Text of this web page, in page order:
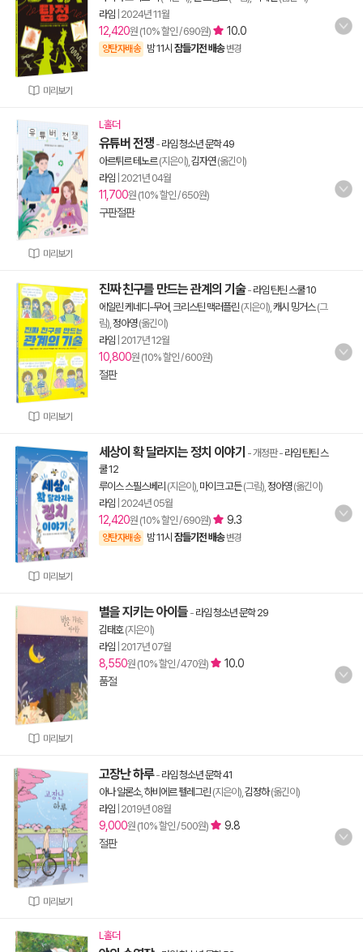
미리보기
라임 2024년 11월
12,420원 (10% 할인 / 690원) 10.0
양탄자배송 밤 11시 잠들기전 배송 변경
미리보기
L홀더
유튜버 전쟁 - 라임 청소년 문학 49
아르튀르 테노르(지은이), 김자연(옮긴이)
라임 2021년 04월
11,700원 (10% 할인 / 650원)
구판절판
미리보기
진짜 친구를 만드는 관계의 기술- 라임 틴틴 스쿨 10
에일린 케네디-무어 크리스틴 맥러플린 (지은이), 캐시 밍거스(그
림), 정아영(옮긴이)
라임 2017년 12월
10,800원 (10% 할인 / 600원)
절판
미리보기
세상이 확 달라지는 정치 이야기 - 개정판- 라임 틴틴 스
쿨 12
루이스 스필스베리 (지은이), 마이크 고든(그림), 정아영(옮긴이)
라임 2024년 05월
12,420원 (10% 할인 / 690원) 9.3
양탄자배송 밤 11시 잠들기전 배송 변경
미리보기
별을 지키는 아이들 - 라임 청소년 문학 29
김태호(지은이)
라임 2017년 07월
8,550원 (10% 할인 / 470원)
10.0
품절
미리보기
고장난 하루- 라임 청소년 문학 41
아나 알론소, 하비에르 펠레그린 (지은이), 김정하(옮긴이)
라임 2019년 08월
9,000원 (10% 할인 / 500원)
9.8
절판
L홀더